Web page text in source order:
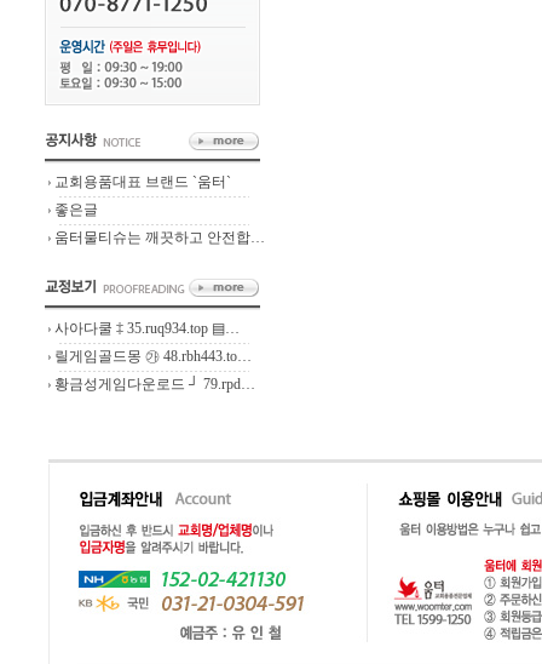
교회용품대표 브랜드 `움터`
좋은글
움터물티슈는 깨끗하고 안전합…
사아다쿨 ‡ 35.ruq934.top ▤…
릴게임골드몽 ㉮ 48.rbh443.to…
황금성게임다운로드 ┘ 79.rpd…